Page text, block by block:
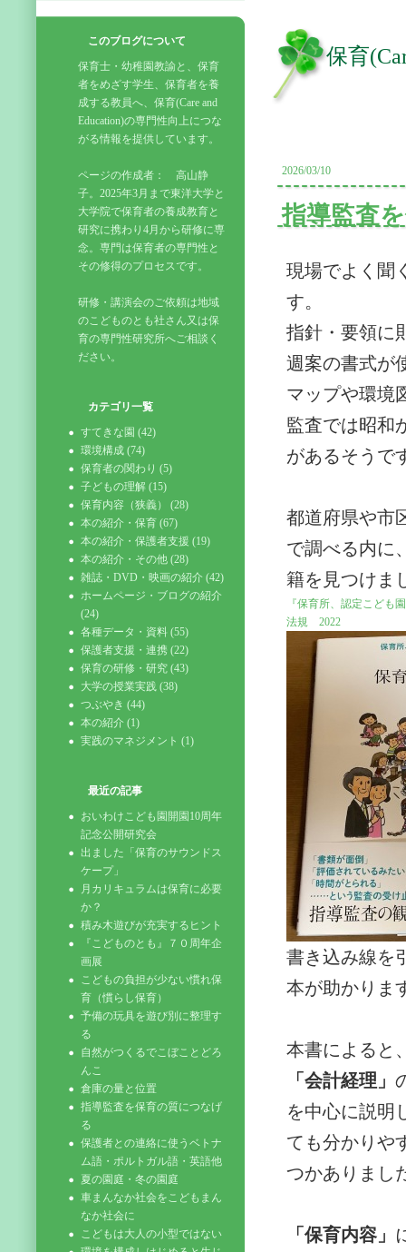
保育
このブログについて
保育士・幼稚園教諭と、保育
者をめざす学生、保育者を養
成する教員へ、保育(Care and
Education)の専門性向上につな
がる情報を提供しています。
ページの作成者： 高山静
子。2025年3月まで東洋大学と
大学院で保育者の養成教育と
研究に携わり4月から研修に専
念。専門は保育者の専門性と
その修得のプロセスです。
研修・講演会のご依頼は地域
のこどものとも社さん又は保
育の専門性研究所へご相談く
ださい。
カテゴリ一覧
すてきな園 (42)
環境構成 (74)
保育者の関わり (5)
子どもの理解 (15)
保育内容（狭義） (28)
本の紹介・保育 (67)
本の紹介・保護者支援 (19)
本の紹介・その他 (28)
雑誌・DVD・映画の紹介 (42)
ホームページ・ブログの紹介
(24)
各種データ・資料 (55)
保護者支援・連携 (22)
保育の研修・研究 (43)
大学の授業実践 (38)
つぶやき (44)
本の紹介 (1)
実践のマネジメント (1)
最近の記事
おいわけこども園開園10周年
記念公開研究会
出ました「保育のサウンドス
ケープ」
月カリキュラムは保育に必要
か？
積み木遊びが充実するヒント
『こどものとも』７０周年企
画展
こどもの負担が少ない慣れ保
育（慣らし保育）
予備の玩具を遊び別に整理す
る
自然がつくるでこぼことどろ
んこ
倉庫の量と位置
指導監査を保育の質につなげ
る
保護者との連絡に使うベトナ
ム語・ポルトガル語・英語他
夏の園庭・冬の園庭
車まんなか社会をこどもまん
なか社会に
こどもは大人の小型ではない
指導監査
2026/03/10
現場でよく聞
す。
指針・要領に
週案の書式が
マップや環境
監査では昭和
があるそうで
都道府県や市
で調べる内に
籍を見つけま
『保育所、認定こど
法規 2022
書き込み線を
本が助かりま
本書によると
「会計経理」
を中心に説明
ても分かりや
つかありまし
「保育内容」